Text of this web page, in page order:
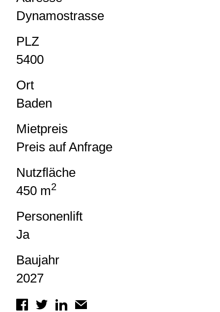
Dynamostrasse
PLZ
5400
Ort
Baden
Mietpreis
Preis auf Anfrage
Nutzfläche
450 m2
Personenlift
Ja
Baujahr
2027